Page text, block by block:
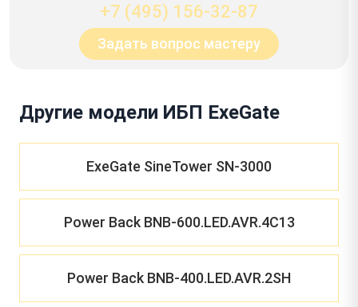
+7 (495) 156-32-87
Задать вопрос мастеру
Другие модели ИБП ExeGate
ExeGate SineTower SN-3000
Power Back BNB-600.LED.AVR.4C13
Power Back BNB-400.LED.AVR.2SH